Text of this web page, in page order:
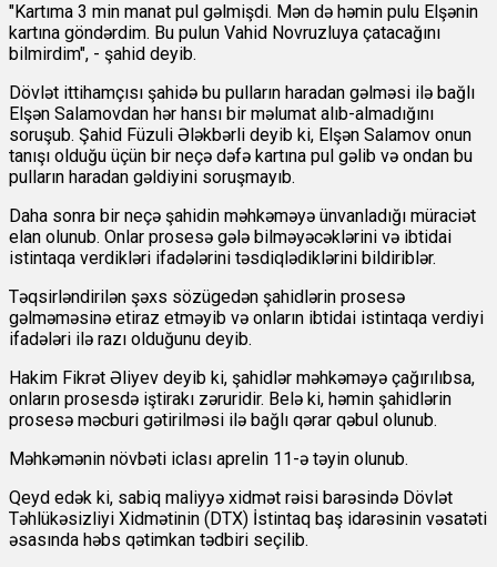
"Kartıma 3 min manat pul gəlmişdi. Mən də həmin pulu Elşənin
kartına göndərdim. Bu pulun Vahid Novruzluya çatacağını
bilmirdim", - şahid deyib.
Dövlət ittihamçısı şahidə bu pulların haradan gəlməsi ilə bağlı
Elşən Salamovdan hər hansı bir məlumat alıb-almadığını
soruşub. Şahid Füzuli Ələkbərli deyib ki, Elşən Salamov onun
tanışı olduğu üçün bir neçə dəfə kartına pul gəlib və ondan bu
pulların haradan gəldiyini soruşmayıb.
Daha sonra bir neçə şahidin məhkəməyə ünvanladığı müraciət
elan olunub. Onlar prosesə gələ bilməyəcəklərini və ibtidai
istintaqa verdikləri ifadələrini təsdiqlədiklərini bildiriblər.
Təqsirləndirilən şəxs sözügedən şahidlərin prosesə
gəlməməsinə etiraz etməyib və onların ibtidai istintaqa verdiyi
ifadələri ilə razı olduğunu deyib.
Hakim Fikrət Əliyev deyib ki, şahidlər məhkəməyə çağırılıbsa,
onların prosesdə iştirakı zəruridir. Belə ki, həmin şahidlərin
prosesə məcburi gətirilməsi ilə bağlı qərar qəbul olunub.
Məhkəmənin növbəti iclası aprelin 11-ə təyin olunub.
Qeyd edək ki, sabiq maliyyə xidmət rəisi barəsində Dövlət
Təhlükəsizliyi Xidmətinin (DTX) İstintaq baş idarəsinin vəsatəti
əsasında həbs qətimkan tədbiri seçilib.